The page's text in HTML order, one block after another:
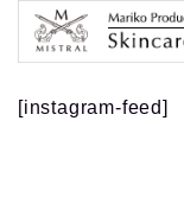
[instagram-feed]